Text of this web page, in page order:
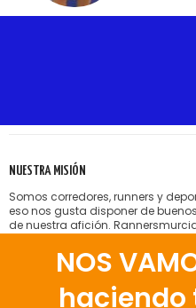
NOS
haciendo
NUESTRA MISIÓN
Somos corredores, runners y
eso nos gusta disponer de
de nuestra afición.
nosotros podamos encontrar
esos accesorios deportivos que,
de conseguir y que nosotros